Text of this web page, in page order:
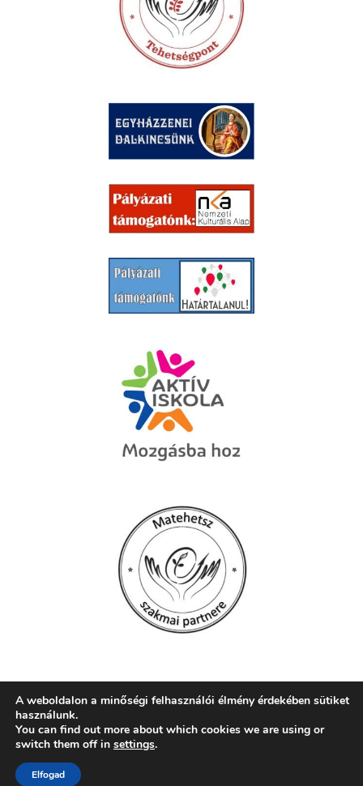
© 2026 Szent Mór Iskolaközpont, Pécs
web:
A weboldalon a minőségi felhasználói élmény érdekében sütiket
használunk.
You can find out more about which cookies we are using or
switch them off in settings.
Elfogad